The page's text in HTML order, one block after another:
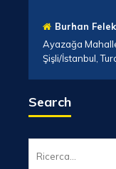
Burhan
Ayazağa
Şişli/İstanbul,
Search